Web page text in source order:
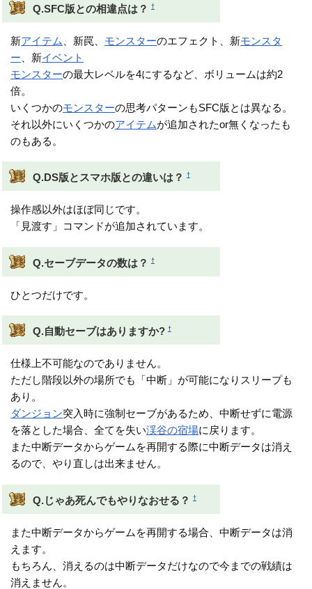
Q.SFC版との相違点は？ †
新アイテム 、新罠、 モンスターのエフェクト、新モンスタ
ー 、新イベント
モンスターの最大レベルを4にするなど、ボリュームは約2
倍。
いくつかのモンスターの思考パターンもSFC版とは異なる。
それ以外にいくつかのアイテムが追加されたor無くなったも
のもある。
Q.DS版とスマホ版との違いは？ †
操作感以外はほぼ同じです。
「見渡す」コマンドが追加されています。
Q.セーブデータの数は？ †
ひとつだけです。
Q.自動セーブはありますか? †
仕様上不可能なのでありません。
ただし階段以外の場所でも「中断」が可能になりスリープも
あり。
ダンジョン突入時に強制セーブがあるため、中断せずに電源
を落とした場合、全てを失い渓谷の宿場に戻ります。
また中断データからゲームを再開する際に中断データは消え
るので、やり直しは出来ません。
Q.じゃあ死んでもやりなおせる？ †
また中断データからゲームを再開する場合、中断データは消
えます。
もちろん、消えるのは中断データだけなので今までの戦績は
消えません。